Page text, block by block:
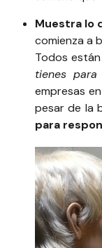
Muestra lo
comienza a
Todos
tienes
empresas
pesar de la
para